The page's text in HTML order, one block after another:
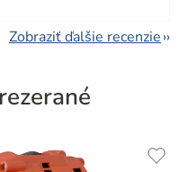
Zobraziť ďalšie recenzie